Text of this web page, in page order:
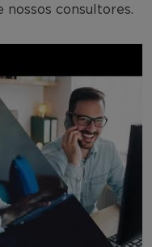
nossos consultores.